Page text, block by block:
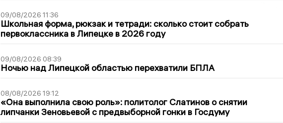
09/08/2026 11:36
Школьная форма, рюкзак и тетради: сколько стоит собрать
первоклассника в Липецке в 2026 году
09/08/2026 08:39
Ночью над Липецкой областью перехватили БПЛА
08/08/2026 19:12
«Она выполнила свою роль»: политолог Слатинов о снятии
липчанки Зеновьевой с предвыборной гонки в Госдуму